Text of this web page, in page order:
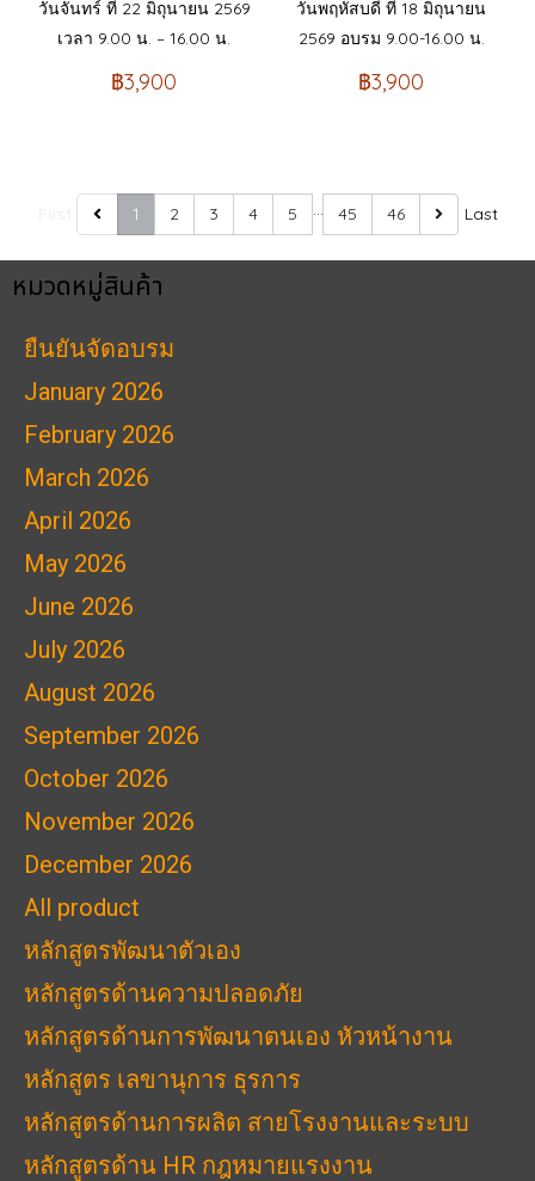
วันจันทร์ ที่ 22 มิถุนายน 2569
เวลา 9.00 น. – 16.00 น.
฿3,900
วันพฤหัสบดี ที่ 18 มิถุนายน
2569 อบรม 9.00-16.00 น.
฿3,900
1 2 3 4 5 … 45 46 Last
หมวดหมู่สินค้า
ยืนยันจัดอบรม
January 2026
February 2026
March 2026
April 2026
May 2026
June 2026
July 2026
August 2026
September 2026
October 2026
November 2026
December 2026
All product
หลักสูตรพัฒนาตัวเอง
หลักสูตรด้านความปลอดภัย
หลักสูตรด้านการพัฒนาตนเอง หัวหน้างาน
หลักสูตร เลขานุการ ธุรการ
หลักสูตรด้านการผลิต สายโรงงานและระบบ
หลักสูตรด้าน HR กฎหมายแรงงาน